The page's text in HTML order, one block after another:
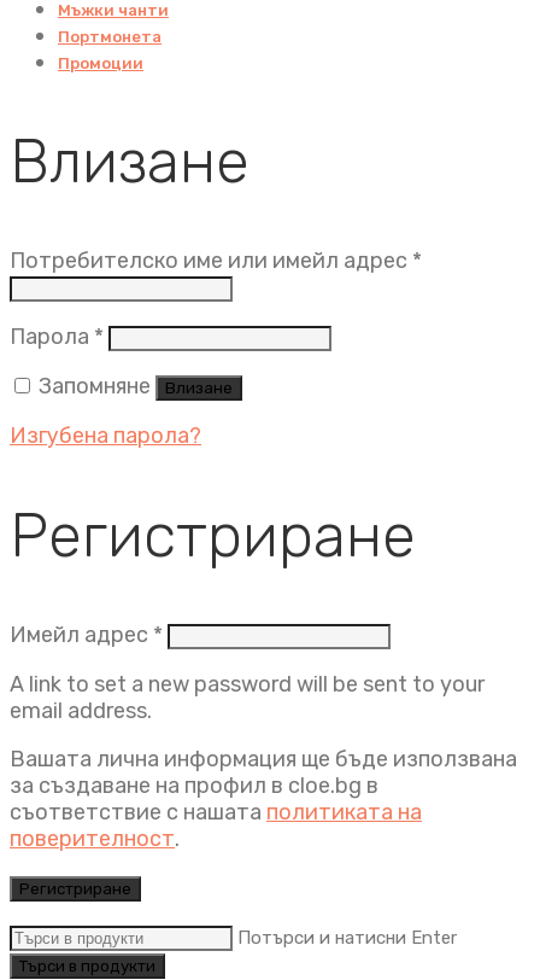
Мъжки чанти
Портмонета
Промоции
Влизане
Потребителско име или имейл адрес *
Парола * Задължително
Запомняне
Влизане
Изгубена парола?
Регистриране
Имейл адрес * Задължително
A link to set a new password will be sent to your
email address.
Вашата лична информация ще бъде използвана
за създаване на профил в cloe.bg в
съответствие с нашата политиката на
поверителност.
Регистриране
Потърси и натисни Enter